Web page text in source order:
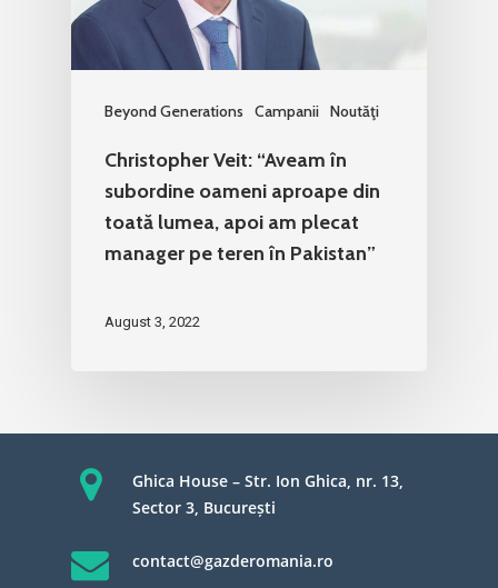
Beyond Generations Campanii Noutăţi
Christopher Veit: “Aveam în
subordine oameni aproape din
toată lumea, apoi am plecat
manager pe teren în Pakistan”
August 3, 2022
Ghica House – Str. Ion Ghica, nr. 13,
Sector 3, București
contact@gazderomania.ro